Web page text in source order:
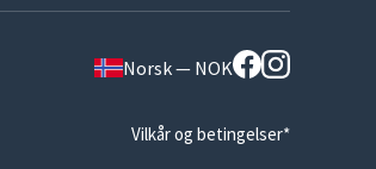
Norsk — NOK
Vilkår og betingelser*